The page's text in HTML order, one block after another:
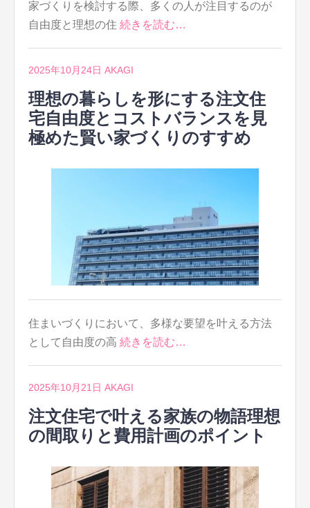
家づくりを検討する際、多くの人が注目するのが
自由度と理想の住 続きを読む…
2025年10月24日 AKAGI
理想の暮らしを形にする注文住
宅自由度とコストバランスを見
極めた賢い家づくりのすすめ
住まいづくりにおいて、多様な要望を叶える方法
として自由度の高 続きを読む…
2025年10月21日 AKAGI
注文住宅で叶える家族の物語理想
の間取りと費用計画のポイント